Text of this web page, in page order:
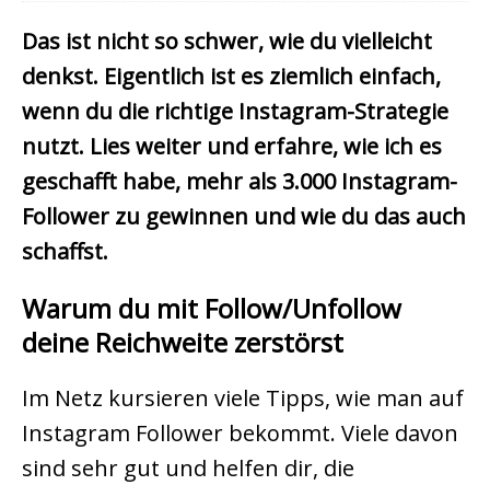
Das ist nicht so schwer, wie du vielleicht
denkst. Eigentlich ist es ziemlich einfach,
wenn du die richtige Instagram-Strategie
nutzt. Lies weiter und erfahre, wie ich es
geschafft habe, mehr als 3.000 Instagram-
Follower zu gewinnen und wie du das auch
schaffst.
Warum du mit Follow/Unfollow
deine Reichweite zerstörst
Im Netz kursieren viele Tipps, wie man auf
Instagram Follower bekommt. Viele davon
sind sehr gut und helfen dir, die